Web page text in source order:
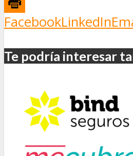
FacebookLinkedIn
Te podría interesar